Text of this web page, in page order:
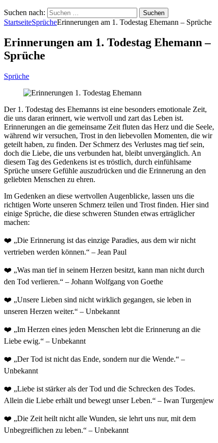
Suchen nach:
StartseiteSprücheErinnerungen am 1. Todestag Ehemann – Sprüche
Erinnerungen am 1. Todestag Ehemann –
Sprüche
Sprüche
Der 1. Todestag des Ehemanns ist eine besonders emotionale Zeit,
die uns daran erinnert, wie wertvoll und zart das Leben ist.
Erinnerungen an die gemeinsame Zeit fluten das Herz und die Seele,
während wir versuchen, Trost in den liebevollen Momenten, die wir
geteilt haben, zu finden. Der Schmerz des Verlustes mag tief sein,
doch die Liebe, die uns verbunden hat, bleibt unvergänglich. An
diesem Tag des Gedenkens ist es tröstlich, durch einfühlsame
Sprüche unsere Gefühle auszudrücken und die Erinnerung an den
geliebten Menschen zu ehren.
Im Gedenken an diese wertvollen Augenblicke, lassen uns die
richtigen Worte unseren Schmerz teilen und Trost finden. Hier sind
einige Sprüche, die diese schweren Stunden etwas erträglicher
machen:
❤️ „Die Erinnerung ist das einzige Paradies, aus dem wir nicht
vertrieben werden können.“ – Jean Paul
❤️ „Was man tief in seinem Herzen besitzt, kann man nicht durch
den Tod verlieren.“ – Johann Wolfgang von Goethe
❤️ „Unsere Lieben sind nicht wirklich gegangen, sie leben in
unseren Herzen weiter.“ – Unbekannt
❤️ „Im Herzen eines jeden Menschen lebt die Erinnerung an die
Liebe ewig.“ – Unbekannt
❤️ „Der Tod ist nicht das Ende, sondern nur die Wende.“ –
Unbekannt
❤️ „Liebe ist stärker als der Tod und die Schrecken des Todes.
Allein die Liebe erhält und bewegt unser Leben.“ – Iwan Turgenjew
❤️ „Die Zeit heilt nicht alle Wunden, sie lehrt uns nur, mit dem
Unbegreiflichen zu leben.“ – Unbekannt